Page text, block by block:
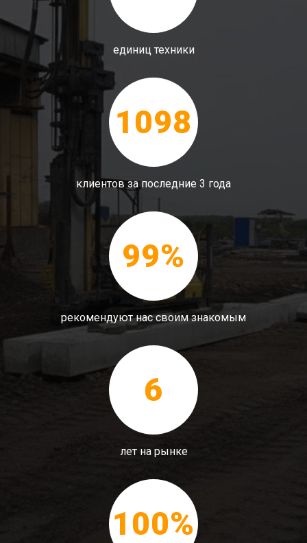
единиц техники
1098
клиентов за последние 3 года
99%
рекомендуют нас своим знакомым
6
лет на рынке
100%